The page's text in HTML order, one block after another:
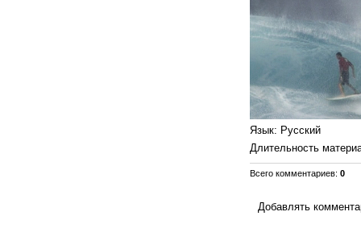
Язык: Русский
Длительность
Всего комментариев: 0
Добавлять